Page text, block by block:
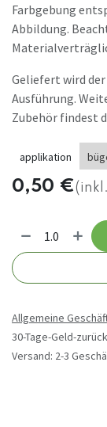
Farbgebung
Abbildung.
Geliefert wird
Ausführung.
Zubehör findest
applikation
0,50 €
Allgemeine
30-Tage-Geld-
Versand: 2-3